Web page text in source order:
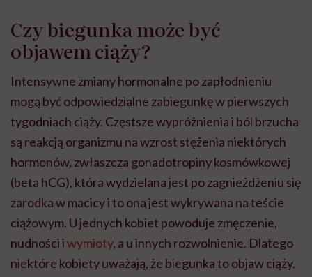
Czy biegunka może być
objawem ciąży?
Intensywne zmiany hormonalne po zapłodnieniu
mogą być odpowiedzialne zabiegunkę w pierwszych
tygodniach ciąży. Częstsze wypróżnienia i ból brzucha
są reakcją organizmu na wzrost stężenia niektórych
hormonów, zwłaszcza gonadotropiny kosmówkowej
(beta hCG), która wydzielana jest po zagnieżdżeniu się
zarodka w macicy i to ona jest wykrywana na teście
ciążowym. U jednych kobiet powoduje zmęczenie,
nudności iwymioty, a u innych rozwolnienie. Dlatego
niektóre kobiety uważają, że biegunka to objaw ciąży.